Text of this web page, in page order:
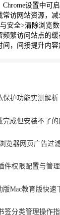
设置中可
常访网站资源，
安全>清除浏览
频繁访问站点的
，间接提升内容
保护功能实测解析
览器网页广告过
件权限配置与管理